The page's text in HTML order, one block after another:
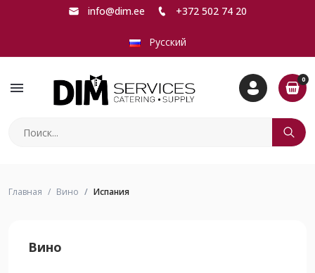
info@dim.ee +372 502 74 20
Русский
menu
0
Главная Вино Испания
Вино